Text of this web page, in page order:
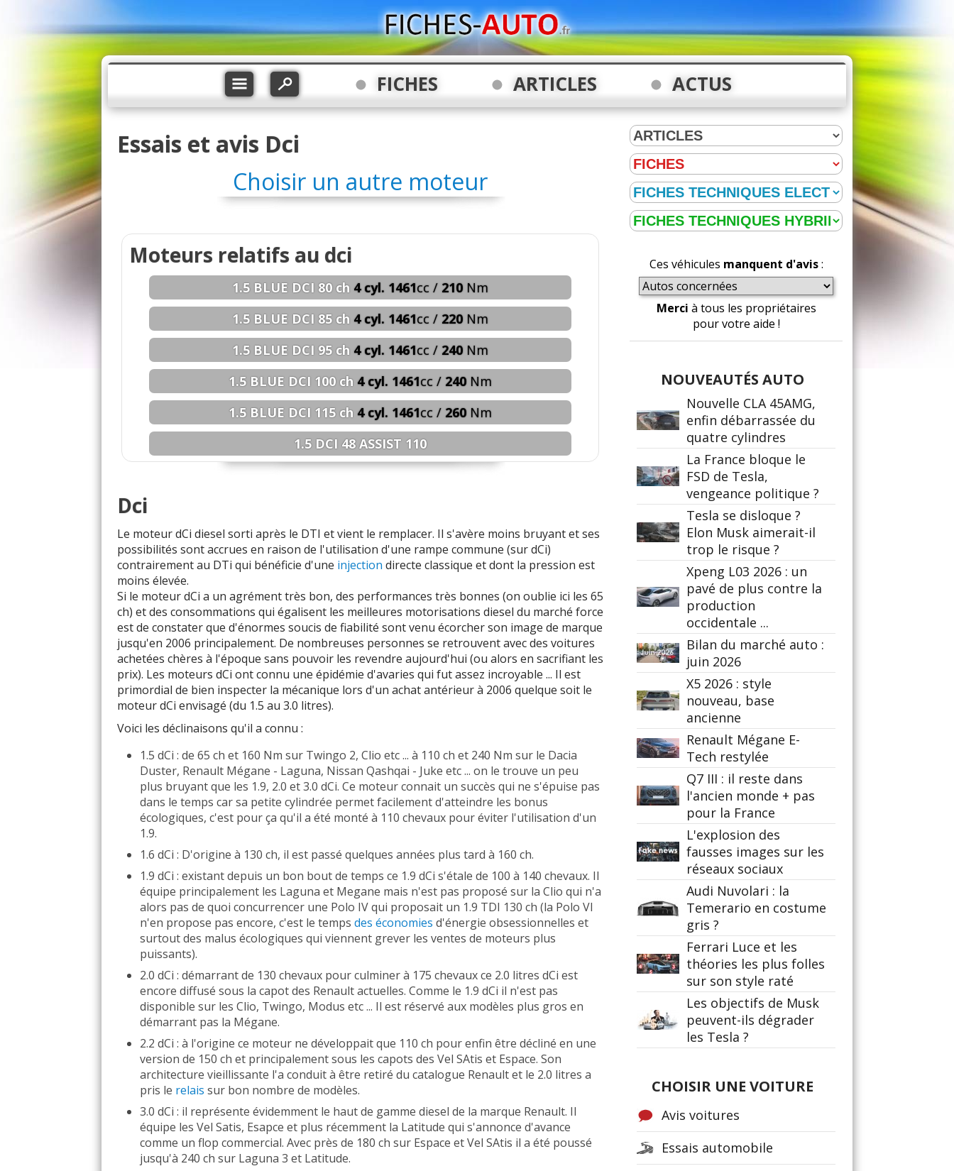
FICHES ARTICLES ACTUS
Essais et avis Dci
Choisir un autre moteur
Moteurs relatifs au dci
1.5 BLUE DCI 80 ch 4 cyl. 1461cc / 210Nm
1.5 BLUE DCI 85 ch 4 cyl. 1461cc / 220Nm
1.5 BLUE DCI 95 ch 4 cyl. 1461cc / 240Nm
1.5 BLUE DCI 100 ch 4 cyl. 1461cc / 240Nm
1.5 BLUE DCI 115 ch 4 cyl. 1461cc / 260Nm
1.5 DCI 48 ASSIST 110
1.5 DCI 65 ch 4 cyl. 1461cc /160 Nm
1.5 DCI 68 ch 4 cyl. 1461cc / 160Nm
1.5 DCI 70 ch 4 cyl. 1461cc /160Nm
1.5 DCI 75 ch 4 cyl. 1461cc /175Nm
1.5 DCI 80 ch 4 cyl. 1461cc /185Nm
1.5 DCI 85 ch 4 cyl. 1461cc /200Nm
1.5 DCI 86 ch
1.5 DCI 90 ch 4 cyl. 1461cc / 200Nm
1.5 DCI 95 ch 4 cyl. 1461cc /200 Nm
1.5 DCI 100 ch 4 cyl. 1461 cc /200 Nm
1.5 DCI 105 ch 4 cyl. 1461cc /240Nm
1.5 DCI 106 ch 4 cyl. 1461 cc /240Nm
1.5 DCI 110 ch 4 cyl. 1461cc /260Nm
1.5 DCI 115 ch 4 cyl. 1461cc /260Nm
1.6 DCI 130 ch 4 cyl. 1598cc /320Nm
1.6 DCI 160 ch 4 cyl. 1598cc /380 Nm
1.6 DCI 165 ch 4 cyl. 1598cc /380Nm
1.7 BLUE DCI 120 ch 4 cyl. 1749cc /300 Nm
1.7 BLUE DCI 150 ch 4 cyl. 1749
1.7 DCI 150 ch 4 cyl. 1749 cc /340 Nm
1.9 DCI 95 ch
Dci
Le moteur dCi diesel sorti après le DTI et vient le remplacer. Il s'avère moins bruyant et ses
possibilités sont accrues en raison de l'utilisation d'une rampe commune (sur dCi)
contrairement au DTi qui bénéficie d'une injection directe classique et dont la pression est
moins élevée.
Si le moteur dCi a un agrément très bon, des performances très bonnes (on oublie ici les 65
ch) et des consommations qui égalisent les meilleures motorisations diesel du marché force
est de constater que d'énormes soucis de fiabilité sont venu écorcher son image de marque
jusqu'en 2006 principalement. De nombreuses personnes se retrouvent avec des voitures
achetées chères à l'époque sans pouvoir les revendre aujourd'hui (ou alors en sacrifiant les
prix). Les moteurs dCi ont connu une épidémie d'avaries qui fut assez incroyable ... Il est
primordial de bien inspecter la mécanique lors d'un achat antérieur à 2006 quelque soit le
moteur dCi envisagé (du 1.5 au 3.0 litres).
Voici les déclinaisons qu'il a connu :
1.5 dCi : de 65 ch et 160 Nm sur Twingo 2, Clio etc ... à 110 ch et 240 Nm sur le Dacia
Duster, Renault Mégane - Laguna, Nissan Qashqai - Juke etc ... on le trouve un peu
plus bruyant que les 1.9, 2.0 et 3.0 dCi. Ce moteur connait un succès qui ne s'épuise pas
dans le temps car sa petite cylindrée permet facilement d'atteindre les bonus
écologiques, c'est pour ça qu'il a été monté à 110 chevaux pour éviter l'utilisation d'un
1.9.
1.6 dCi : D'origine à 130 ch, il est passé quelques années plus tard à 160 ch.
1.9 dCi : existant depuis un bon bout de temps ce 1.9 dCi s'étale de 100 à 140 chevaux. Il
équipe principalement les Laguna et Megane mais n'est pas proposé sur la Clio qui n'a
alors pas de quoi concurrencer une Polo IV qui proposait un 1.9 TDI 130 ch (la Polo VI
n'en propose pas encore, c'est le temps des économies d'énergie obsessionnelles et
surtout des malus écologiques qui viennent grever les ventes de moteurs plus
puissants).
2.0 dCi : démarrant de 130 chevaux pour culminer à 175 chevaux ce 2.0 litres dCi est
encore diffusé sous la capot des Renault actuelles. Comme le 1.9 dCi il n'est pas
disponible sur les Clio, Twingo, Modus etc ... Il est réservé aux modèles plus gros en
démarrant pas la Mégane.
2.2 dCi : à l'origine ce moteur ne développait que 110 ch pour enfin être décliné en une
version de 150 ch et principalement sous les capots des Vel SAtis et Espace. Son
architecture vieillissante l'a conduit à être retiré du catalogue Renault et le 2.0 litres a
pris le relais sur bon nombre de modèles.
3.0 dCi : il représente évidemment le haut de gamme diesel de la marque Renault. Il
équipe les Vel Satis, Esapce et plus récemment la Latitude qui s'annonce d'avance
comme un flop commercial. Avec près de 180 ch sur Espace et Vel SAtis il a été poussé
jusqu'à 240 ch sur Laguna 3 et Latitude.
Ces véhicules manquent d'avis:
Merci à tous les propriétaires
pour votre aide !
NOUVEAUTÉS AUTO
Nouvelle CLA 45AMG,
enfin débarrassée du
quatre cylindres
La France bloque le
FSD de Tesla,
vengeance politique ?
Tesla se disloque ?
Elon Musk aimerait-il
trop le risque ?
Xpeng L03 2026 : un
pavé de plus contre la
production
occidentale ...
Bilan du marché auto :
juin 2026
X5 2026 : style
nouveau, base
ancienne
Renault Mégane E-
Tech restylée
Q7 III : il reste dans
l'ancien monde + pas
pour la France
L'explosion des
fausses images sur les
réseaux sociaux
Audi Nuvolari : la
Temerario en costume
gris ?
Ferrari Luce et les
théories les plus folles
sur son style raté
Les objectifs de Musk
peuvent-ils dégrader
les Tesla ?
CHOISIR UNE VOITURE
Avis voitures
Essais automobile